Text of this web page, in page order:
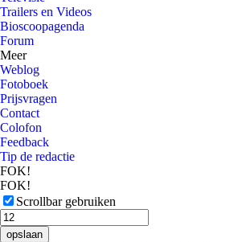
Trailers en Videos
Bioscoopagenda
Forum
Meer
Weblog
Fotoboek
Prijsvragen
Contact
Colofon
Feedback
Tip de redactie
FOK!
FOK!
Scrollbar gebruiken
opslaan